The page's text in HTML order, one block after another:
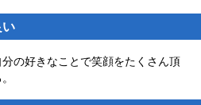
い
の好きなことで笑顔をたくさん頂